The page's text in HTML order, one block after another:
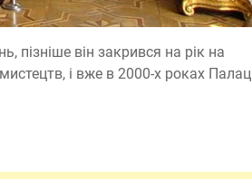
пізніше він закрився на рік на
і вже в 2000-х роках Палац